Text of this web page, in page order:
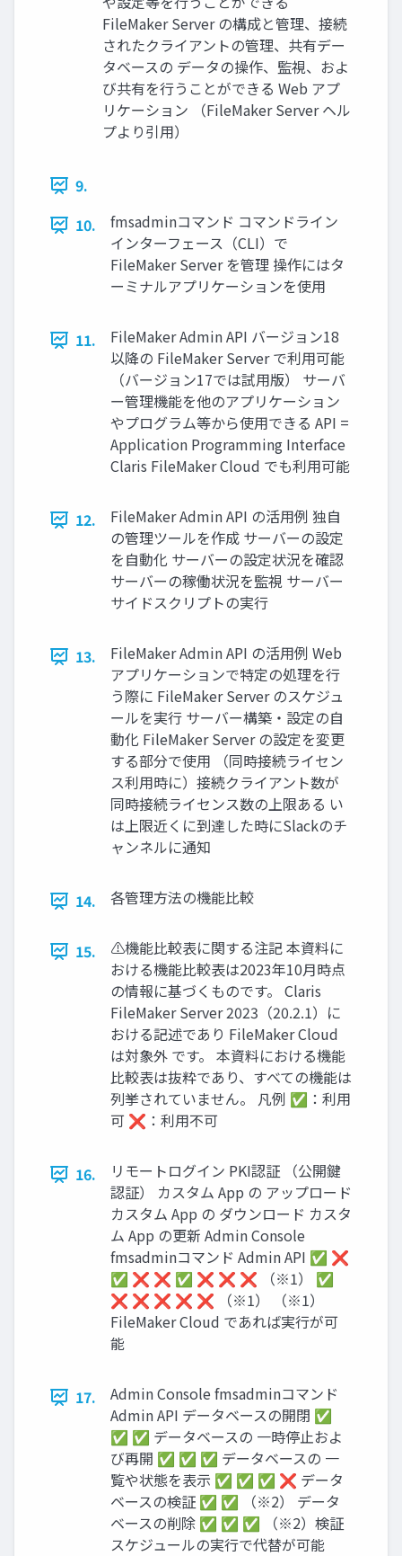
FileMaker Server の構成と管理、接続
されたクライアントの管理、共有デー
タベースの データの操作、監視、およ
び共有を行うことができる Web アプ
リケーション （FileMaker Server ヘル
プより引用）
9.
10.
fmsadminコマンド コマンドライン
インターフェース（CLI）で
FileMaker Server を管理 操作にはタ
ーミナルアプリケーションを使用
11.
FileMaker Admin API バージョン18
以降の FileMaker Server で利用可能
（バージョン17では試用版） サーバ
ー管理機能を他のアプリケーション
やプログラム等から使用できる API =
Application Programming Interface
Claris FileMaker Cloud でも利用可能
12.
FileMaker Admin API の活用例 独自
の管理ツールを作成 サーバーの設定
を自動化 サーバーの設定状況を確認
サーバーの稼働状況を監視 サーバー
サイドスクリプトの実行
13.
FileMaker Admin API の活用例 Web
アプリケーションで特定の処理を行
う際に FileMaker Server のスケジュ
ールを実行 サーバー構築・設定の自
動化 FileMaker Server の設定を変更
する部分で使用 （同時接続ライセン
ス利用時に）接続クライアント数が
同時接続ライセンス数の上限ある い
は上限近くに到達した時にSlackのチ
ャンネルに通知
14. 各管理方法の機能比較
15.
⚠機能比較表に関する注記 本資料に
おける機能比較表は2023年10月時点
の情報に基づくものです。 Claris
FileMaker Server 2023（20.2.1）に
おける記述であり FileMaker Cloud
は対象外 です。 本資料における機能
比較表は抜粋であり、すべての機能は
列挙されていません。 凡例 ✅：利用
可 ❌：利用不可
16.
リモートログイン PKI認証 （公開鍵
認証） カスタム App の アップロード
カスタム App の ダウンロード カスタ
ム App の更新 Admin Console
fmsadminコマンド Admin API ✅ ❌
✅ ❌ ❌ ✅ ❌ ❌ ❌ （※1） ✅
❌ ❌ ❌ ❌ ❌ （※1） （※1）
FileMaker Cloud であれば実行が可
能
17.
Admin Console fmsadminコマンド
Admin API データベースの開閉 ✅
✅ ✅ データベースの 一時停止およ
び再開 ✅ ✅ ✅ データベースの 一
覧や状態を表示 ✅ ✅ ✅ ❌ データ
ベースの検証 ✅ ✅ （※2） データ
ベースの削除 ✅ ✅ ✅ （※2）検証
スケジュールの実行で代替が可能